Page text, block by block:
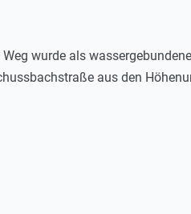
wurde als
aus den